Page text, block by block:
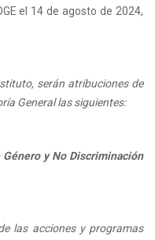
el 14 de agosto de 2024,
serán atribuciones de
General las siguientes:
y No Discriminación
las acciones y programas